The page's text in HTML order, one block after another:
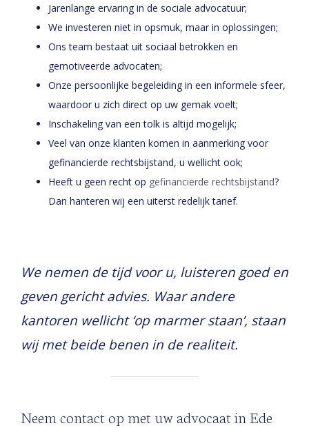
Jarenlange ervaring in de sociale advocatuur;
We investeren niet in opsmuk, maar in oplossingen;
Ons team bestaat uit sociaal betrokken en
gemotiveerde advocaten;
Onze persoonlijke begeleiding in een informele sfeer,
waardoor u zich direct op uw gemak voelt;
Inschakeling van een tolk is altijd mogelijk;
Veel van onze klanten komen in aanmerking voor
gefinancierde rechtsbijstand, u wellicht ook;
Heeft u geen recht op gefinancierde rechtsbijstand?
Dan hanteren wij een uiterst redelijk tarief.
We nemen de tijd voor u, luisteren goed en
geven gericht advies. Waar andere
kantoren wellicht ‘op marmer staan’, staan
wij met beide benen in de realiteit.
Neem contact op met uw advocaat in Ede